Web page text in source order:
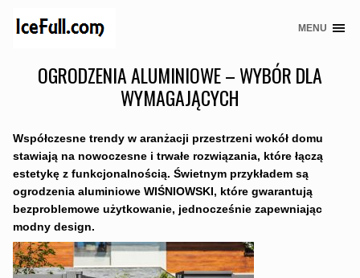
Skip
content
MENU
OGRODZENIA ALUMINIOWE – WYBÓR DLA
WYMAGAJĄCYCH
Współczesne trendy w aranżacji przestrzeni wokół domu
stawiają na nowoczesne i trwałe rozwiązania, które łączą
estetykę z funkcjonalnością. Świetnym przykładem są
ogrodzenia aluminiowe WIŚNIOWSKI, które gwarantują
bezproblemowe użytkowanie, jednocześnie zapewniając
modny design.